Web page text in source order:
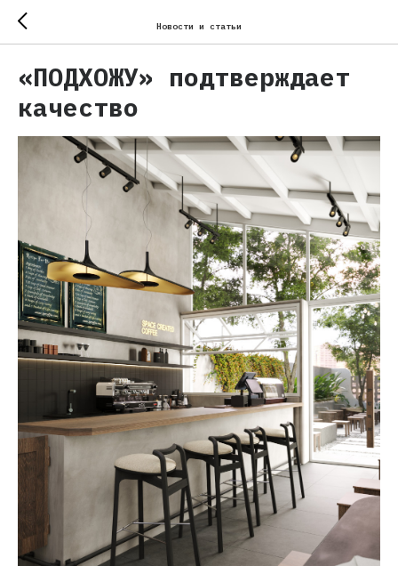
Новости и статьи
«ПОДХОЖУ» подтверждает
качество